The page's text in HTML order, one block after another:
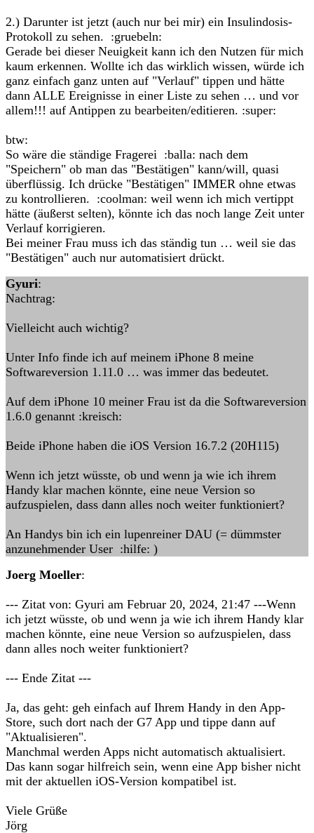
2.) Darunter ist jetzt (auch nur bei mir) ein Insulindosis-
Protokoll zu sehen. :gruebeln:
Gerade bei dieser Neuigkeit kann ich den Nutzen für mich
kaum erkennen. Wollte ich das wirklich wissen, würde ich
ganz einfach ganz unten auf "Verlauf" tippen und hätte
dann ALLE Ereignisse in einer Liste zu sehen … und vor
allem!!! auf Antippen zu bearbeiten/editieren. :super:
btw:
So wäre die ständige Fragerei :balla: nach dem
"Speichern" ob man das "Bestätigen" kann/will, quasi
überflüssig. Ich drücke "Bestätigen" IMMER ohne etwas
zu kontrollieren. :coolman: weil wenn ich mich vertippt
hätte (äußerst selten), könnte ich das noch lange Zeit unter
Verlauf korrigieren.
Bei meiner Frau muss ich das ständig tun … weil sie das
"Bestätigen" auch nur automatisiert drückt.
Gyuri:
Nachtrag:
Vielleicht auch wichtig?
Unter Info finde ich auf meinem iPhone 8 meine
Softwareversion 1.11.0 … was immer das bedeutet.
Auf dem iPhone 10 meiner Frau ist da die Softwareversion
1.6.0 genannt :kreisch:
Beide iPhone haben die iOS Version 16.7.2 (20H115)
Wenn ich jetzt wüsste, ob und wenn ja wie ich ihrem
Handy klar machen könnte, eine neue Version so
aufzuspielen, dass dann alles noch weiter funktioniert?
An Handys bin ich ein lupenreiner DAU (= dümmster
anzunehmender User :hilfe: )
Joerg Moeller:
--- Zitat von: Gyuri am Februar 20, 2024, 21:47 ---Wenn
ich jetzt wüsste, ob und wenn ja wie ich ihrem Handy klar
machen könnte, eine neue Version so aufzuspielen, dass
dann alles noch weiter funktioniert?
--- Ende Zitat ---
Ja, das geht: geh einfach auf Ihrem Handy in den App-
Store, such dort nach der G7 App und tippe dann auf
"Aktualisieren".
Manchmal werden Apps nicht automatisch aktualisiert.
Das kann sogar hilfreich sein, wenn eine App bisher nicht
mit der aktuellen iOS-Version kompatibel ist.
Viele Grüße
Jörg